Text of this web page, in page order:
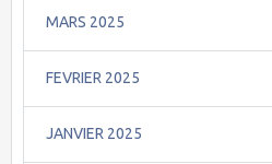
MARS 2025
FEVRIER 2025
JANVIER 2025